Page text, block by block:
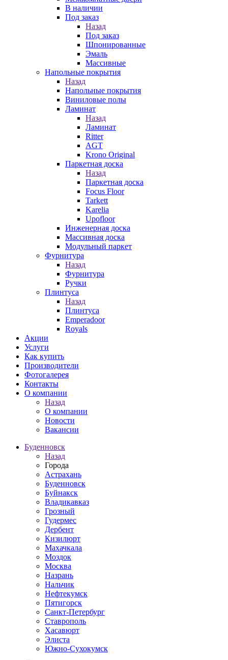
В наличии
Под заказ
Назад
Под заказ
Шпонированные
Эмаль
Массивные
Напольные покрытия
Назад
Напольные покрытия
Виниловые полы
Ламинат
Назад
Ламинат
Ritter
AGT
Krono Original
Паркетная доска
Назад
Паркетная доска
Focus Floor
Tarkett
Karelia
Upofloor
Инженерная доска
Массивная доска
Модульный паркет
Фурнитура
Назад
Фурнитура
Ручки
Плинтуса
Назад
Плинтуса
Emperadoor
Royals
Акции
Услуги
Как купить
Производители
Фотогалерея
Контакты
О компании
Назад
О компании
Новости
Вакансии
Буденновск
Назад
Города
Астрахань
Буденновск
Буйнакск
Владикавказ
Грозный
Гудермес
Дербент
Кизилюрт
Махачкала
Моздок
Москва
Назрань
Нальчик
Нефтекумск
Пятигорск
Санкт-Петербург
Ставрополь
Хасавюрт
Элиста
Южно-Сухокумск